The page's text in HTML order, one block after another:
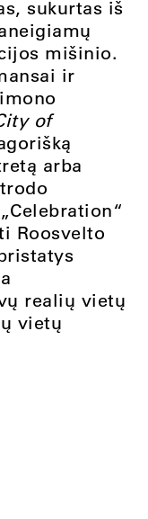
sukurtas iš
mišinio.
ir
of
arba
Roosvelto
realių vietų
vietų